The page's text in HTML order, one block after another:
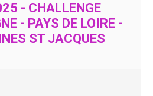
- CHALLENGE
- PAYS DE LOIRE -
ST JACQUES